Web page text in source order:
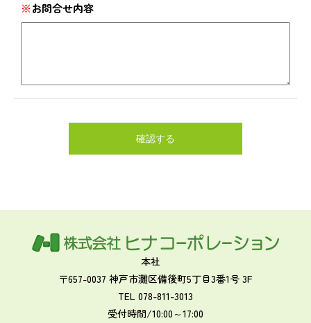
※お問合せ内容
本社
〒657-0037 神戸市灘区備後町5丁目3番1号 3F
TEL 078-811-3013
受付時間/10:00～17:00